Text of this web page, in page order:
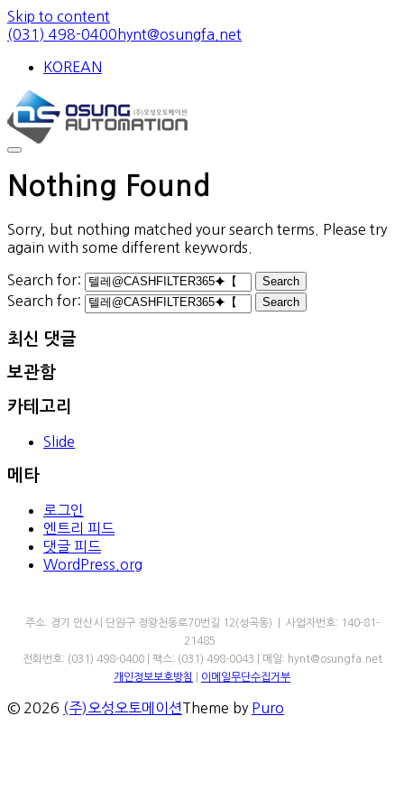
Skip to content
(031) 498-0400 hynt@osungfa.net
KOREAN
Nothing Found
Sorry, but nothing matched your search terms. Please try
again with some different keywords.
Search for:
Search for:
최신 댓글
보관함
카테고리
Slide
메타
로그인
엔트리 피드
댓글 피드
WordPress.org
주소: 경기 안산시 단원구 정왕천동로70번길 12(성곡동) | 사업자번호: 140-81-
21485
전화번호: (031) 498-0400 | 팩스: (031) 498-0043 | 메일: hynt@osungfa.net
개인정보보호방침
이메일무단수집거부
© 2026 (주)오성오토메이션Theme by Puro